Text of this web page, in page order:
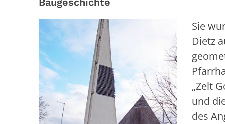
Sie
Dietz
„Zelt
und
des